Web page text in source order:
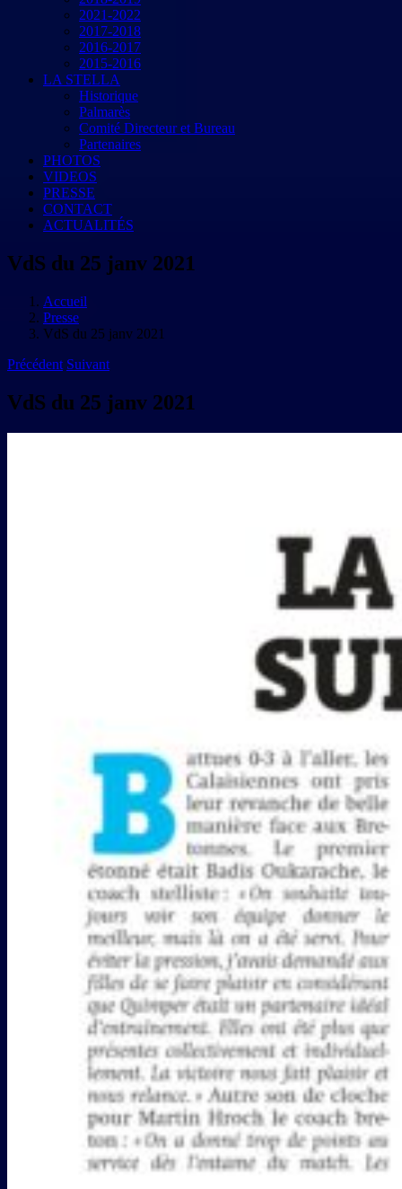
2021-2022
2017-2018
2016-2017
2015-2016
LA STELLA
Historique
Palmarès
Comité Directeur et Bureau
Partenaires
PHOTOS
VIDEOS
PRESSE
CONTACT
ACTUALITÉS
VdS du 25 janv 2021
Accueil
Presse
VdS du 25 janv 2021
Précédent Suivant
VdS du 25 janv 2021